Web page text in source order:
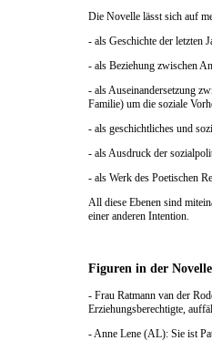
Die Novelle lässt sich auf
- als Geschichte der letzten
- als Beziehung zwischen
- als Auseinandersetzung
Familie) um die soziale
- als geschichtliches und
- als Ausdruck der
- als Werk des Poetischen
All diese Ebenen sind
einer anderen Intention.
Figuren in der Novelle
- Frau Ratmann van der
Erziehungsberechtigte,
- Anne Lene (AL): Sie ist